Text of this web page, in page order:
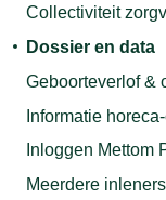
Collectiviteit
Dossier en data
Geboorteverlof &
Informatie
Inloggen Mettom
Meerdere